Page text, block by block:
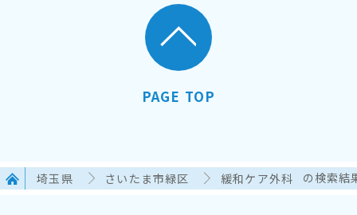
PAGE TOP
埼玉県 さいたま市緑区 緩和ケア外科 の検索結